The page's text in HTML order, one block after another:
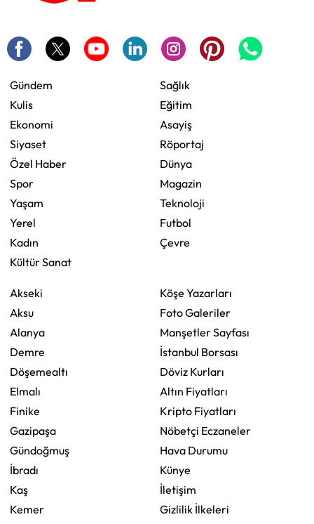
Gündem
Kulis
Ekonomi
Siyaset
Özel Haber
Spor
Yaşam
Yerel
Kadın
Kültür Sanat
Sağlık
Eğitim
Asayiş
Röportaj
Dünya
Magazin
Teknoloji
Futbol
Çevre
Akseki
Aksu
Alanya
Demre
Döşemealtı
Elmalı
Finike
Gazipaşa
Gündoğmuş
İbradı
Kaş
Kemer
Köşe Yazarları
Foto Galeriler
Manşetler Sayfası
İstanbul Borsası
Döviz Kurları
Altın Fiyatları
Kripto Fiyatları
Nöbetçi Eczaneler
Hava Durumu
Künye
İletişim
Gizlilik İlkeleri